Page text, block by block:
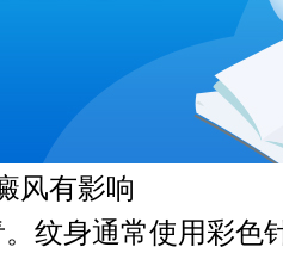
有影响
身通常使用彩色